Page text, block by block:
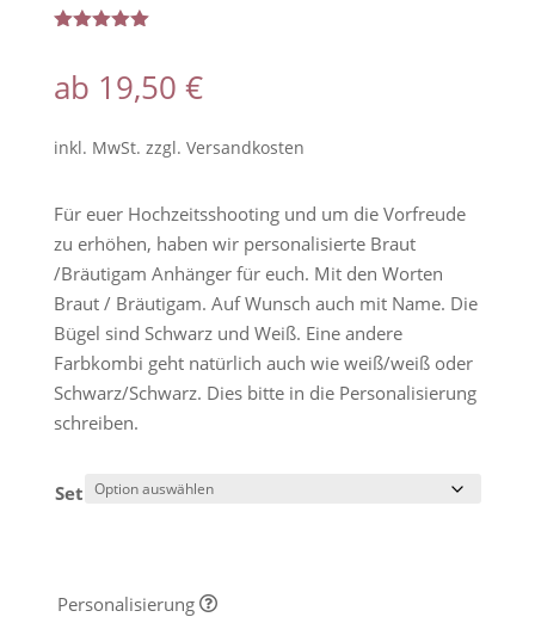
von 5,
basierend
ertung
ab 19,50 €
inkl. MwSt. zzgl. Versandkosten
Für euer Hochzeitsshooting und um die Vorfreude
zu erhöhen, haben wir personalisierte Braut
/Bräutigam Anhänger für euch. Mit den Worten
Braut / Bräutigam. Auf Wunsch auch mit Name. Die
Bügel sind Schwarz und Weiß. Eine andere
Farbkombi geht natürlich auch wie weiß/weiß oder
Schwarz/Schwarz. Dies bitte in die Personalisierung
schreiben.
Set
Personalisierung